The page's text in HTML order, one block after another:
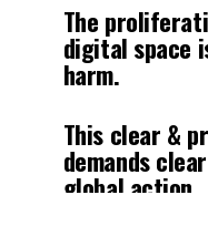
The
digital space
harm.
This clear &
demands
global action.